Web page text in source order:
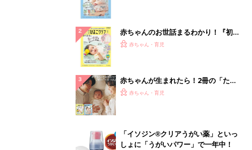
赤ちゃんのお世話まるわかり！『初め
てのひよこクラブ 夏号』〈巻頭大特
赤ちゃん・育児
赤ちゃんが生まれたら！2冊の「たま
ひよ」
赤ちゃん・育児
「イソジン®クリアうがい薬」といっ
しょに「うがいパワー」で一年中！